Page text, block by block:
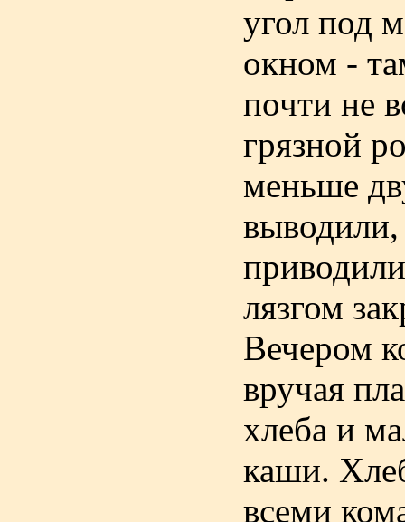
угол под
окном -
почти не
грязной
меньше
лязгом
Вечером
вручая
хлеба и
каши.
всеми